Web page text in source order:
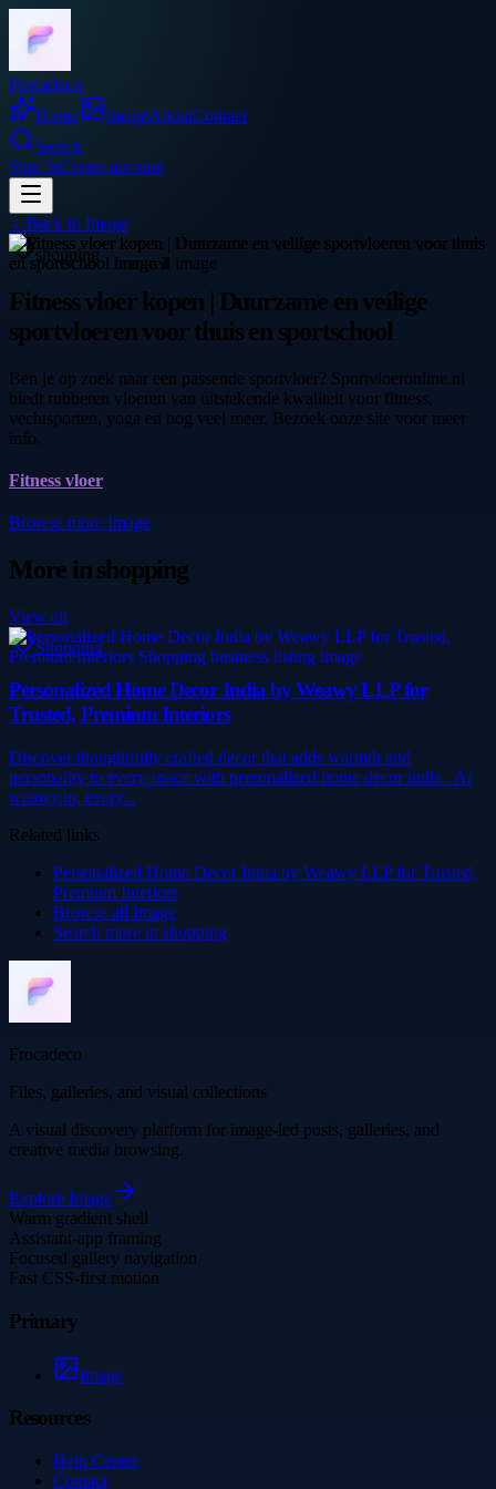
Frocadeco
Home
ImageAboutContact
Search
Sign InCreate account
←Back to Image
shopping
Fitness vloer kopen | Duurzame en veilige
sportvloeren voor thuis en sportschool
Ben je op zoek naar een passende sportvloer? Sportvloeronline.nl
biedt rubberen vloeren van uitstekende kwaliteit voor fitness,
vechtsporten, yoga en nog veel meer. Bezoek onze site voor meer
info.
Fitness vloer
Browse more Image
More inshopping
View all
Shopping
Personalized Home Decor India by Weawy LLP for
Trusted, Premium Interiors
Discover thoughtfully crafted decor that adds warmth and
personality to every space with personalized home decor india . At
weawy.in, every...
Related links
Personalized Home Decor India by Weawy LLP for Trusted,
Premium Interiors
Browse all Image
Search more in shopping
Frocadeco
Files, galleries, and visual collections
A visual discovery platform for image-led posts, galleries, and
creative media browsing.
Explore Image
Warm gradient shell
Assistant-app framing
Focused gallery navigation
Fast CSS-first motion
Primary
Image
Resources
Help Center
Contact